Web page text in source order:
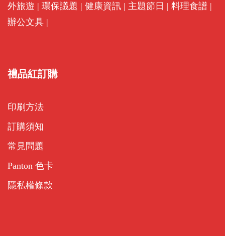
外旅遊 | 環保議題 | 健康資訊 | 主題節日 | 料理食譜 |
辦公文具 |
禮品紅訂購
印刷方法
訂購須知
常見問題
Panton 色卡
隱私權條款